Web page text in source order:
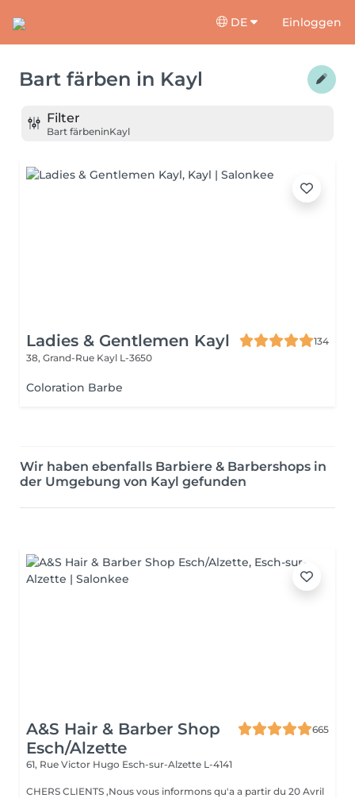
DE Einloggen
Bart färben in Kayl
Filter
Bart färbeninKayl
Ladies & Gentlemen Kayl
134
38, Grand-Rue Kayl L-3650
Coloration Barbe
Wir haben ebenfalls Barbiere & Barbershops in
der Umgebung von Kayl gefunden
A&S Hair & Barber Shop
Esch/Alzette
665
61, Rue Victor Hugo Esch-sur-Alzette L-4141
CHERS CLIENTS ,Nous vous informons qu'a a partir du 20 Avril